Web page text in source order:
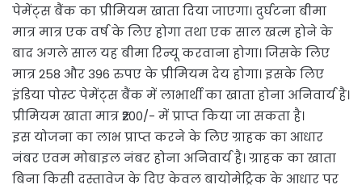
पेमेंट्स बैंक का प्रीमियम खाता दिया जाएगा। दुर्घटना बीमा
मात्र मात्र एक वर्ष के लिए होगा तथा एक साल खत्म होने के
बाद अगले साल यह बीमा रिन्यू करवाना होगा। जिसके लिए
मात्र 258 और 396 रुपए के प्रीमियम देय होगा। इसके लिए
इंडिया पोस्ट पेमेंट्स बैंक में लाभार्थी का खाता होना अनिवार्य है।
प्रीमियम खाता मात्र ₹200/- में प्राप्त किया जा सकता है।
इस योजना का लाभ प्राप्त करने के लिए ग्राहक का आधार
नंबर एवम मोबाइल नंबर होना अनिवार्य है। ग्राहक का खाता
बिना किसी दस्तावेज के दिए केवल बायोमेट्रिक के आधार पर